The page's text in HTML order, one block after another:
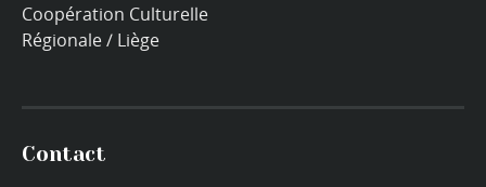
Coopération Culturelle
Régionale / Liège
Contact